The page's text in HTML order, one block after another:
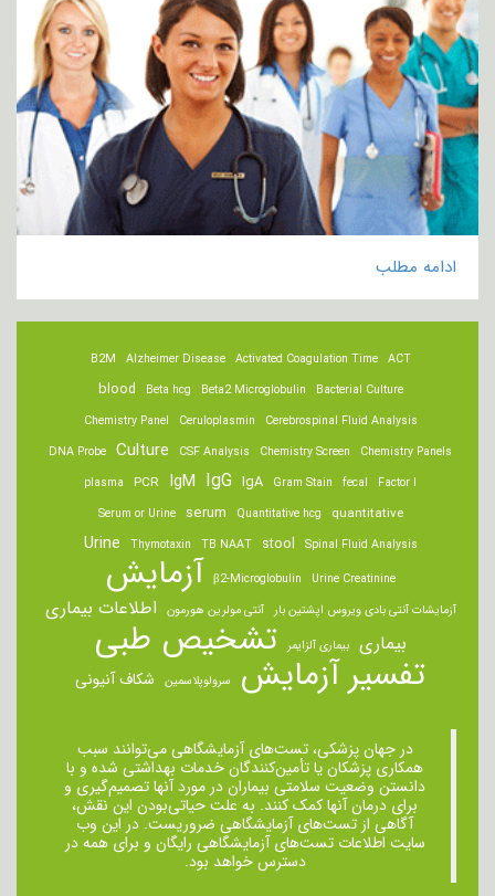
ادامه مطلب
ACT
Activated Coagulation Time
Alzheimer Disease
B2M
Bacterial Culture
Beta2 Microglobulin
Beta hcg
blood
Cerebrospinal Fluid Analysis
Ceruloplasmin
Chemistry Panel
Chemistry Panels
Chemistry Screen
CSF Analysis
Culture
DNA Probe
Factor I
fecal
Gram Stain
IgA
IgG
IgM
PCR
plasma
quantitative
Quantitative hcg
serum
Serum or Urine
Spinal Fluid Analysis
stool
TB NAAT
Thymotaxin
Urine
Urine Creatinine
β2-Microglobulin آزمایش
آزمایشات آنتی بادی ویروس اپشتین بار آنتی مولرین هورمون اطلاعات بیماری
بیماری بیماری آلزایمر تشخیص طبی
تفسیر آزمایش سرولوپلاسمین شکاف آنیونی
در جهان پزشکی، تست‌های آزمایشگاهی می‌توانند سبب
همکاری پزشکان یا تأمین‌کنندگان خدمات بهداشتی شده و با
دانستن وضعیت سلامتی بیماران در مورد آنها تصمیم‌گیری و
برای درمان ‌آنها کمک کنند. به علت حیاتی‌بودن این نقش،
آگاهی از تست‌های آزمایشگاهی ضروریست. در این وب
سایت اطلاعات تست‌های آزمایشگاهی رایگان و برای همه در
دسترس خواهد بود.